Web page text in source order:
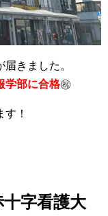
きました。
学部に合格㊗️
！
字看護大